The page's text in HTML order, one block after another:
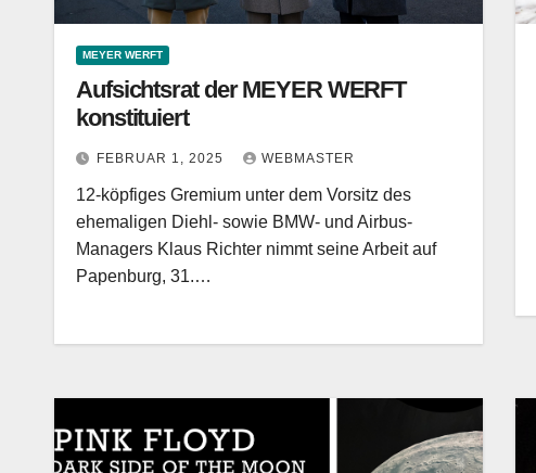
MEYER WERFT
Aufsichtsrat der MEYER WERFT
konstituiert
FEBRUAR 1, 2025 WEBMASTER
12-köpfiges Gremium unter dem Vorsitz des
ehemaligen Diehl- sowie BMW- und Airbus-
Managers Klaus Richter nimmt seine Arbeit auf
Papenburg, 31.…